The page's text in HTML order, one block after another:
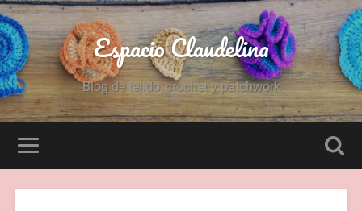
Espacio Claudelina
Blog de tejido, crochet y patchwork